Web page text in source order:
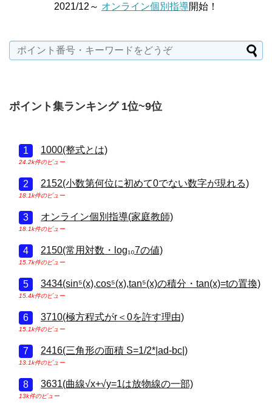
2021/12～ オンライン個別指導開始！
ポイント集ランキング 1位~9位
1000(整式とは)
24.2k件のビュー
2152(小数第何位に初めて0でない数字が現れる)
18.1k件のビュー
オンライン個別指導(家庭教師)
18.1k件のビュー
2150(常用対数・log₁₀7の値)
15.7k件のビュー
3434(sin⁵(x),cos⁵(x),tan⁵(x)の積分・tan(x)=tの置換)
15.4k件のビュー
3710(極方程式がr＜0を許す理由)
15.1k件のビュー
2416(三角形の面積 S=1/2*|ad-bc|)
13.1k件のビュー
3631(曲線√x+√y=1は放物線の一部)
13k件のビュー